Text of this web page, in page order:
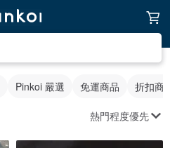
Pinkoi 嚴選 免運商品 折扣商
熱門程度優先